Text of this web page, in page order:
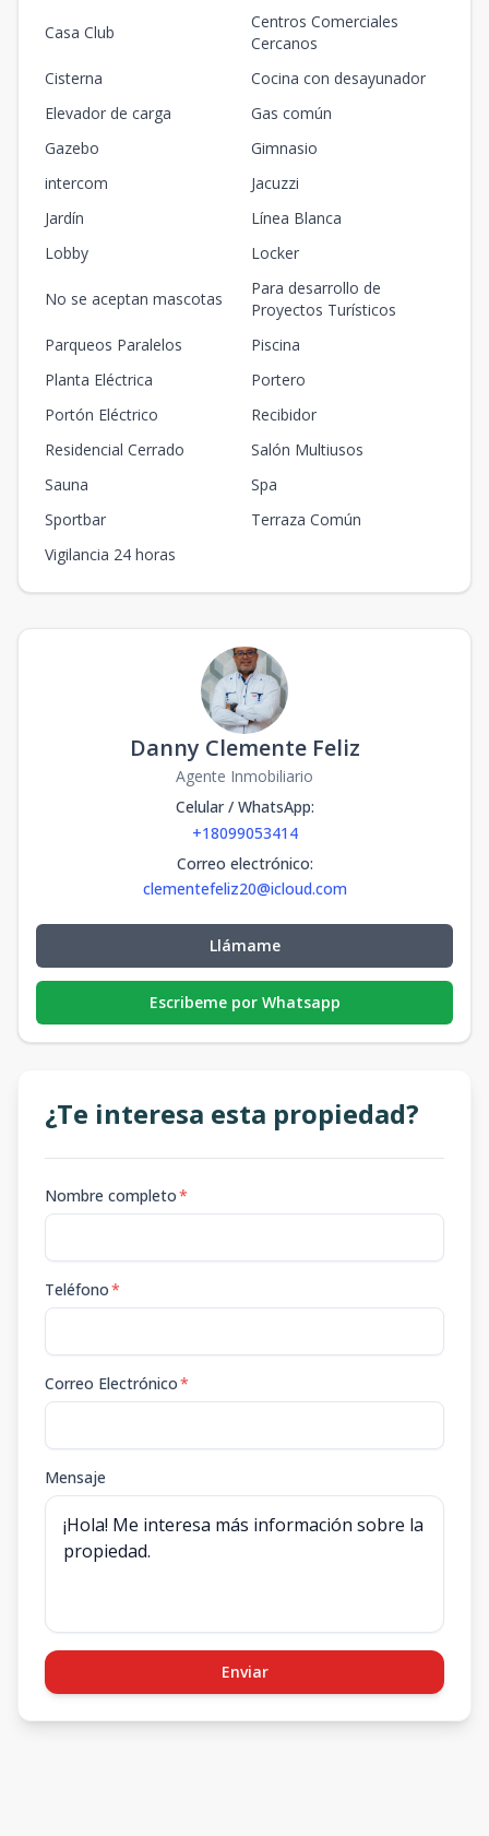
Casa Club
Centros Comerciales
Cercanos
Cisterna
Cocina con desayunador
Elevador de carga
Gas común
Gazebo
Gimnasio
intercom
Jacuzzi
Jardín
Línea Blanca
Lobby
Locker
No se aceptan mascotas
Para desarrollo de
Proyectos Turísticos
Parqueos Paralelos
Piscina
Planta Eléctrica
Portero
Portón Eléctrico
Recibidor
Residencial Cerrado
Salón Multiusos
Sauna
Spa
Sportbar
Terraza Común
Vigilancia 24 horas
Danny Clemente Feliz
Agente Inmobiliario
Celular / WhatsApp:
+18099053414
Correo electrónico:
clementefeliz20@icloud.com
Llámame
Escribeme por Whatsapp
¿Te interesa esta propiedad?
Nombre completo*
Teléfono*
Correo Electrónico*
Mensaje
Enviar